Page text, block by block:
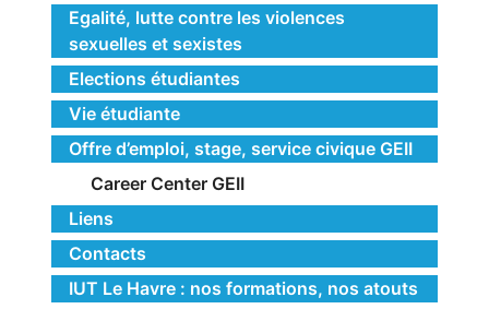
Egalité, lutte contre les violences
sexuelles et sexistes
Elections étudiantes
Vie étudiante
Offre d’emploi, stage, service civique GEII
Career Center GEII
Liens
Contacts
IUT Le Havre : nos formations, nos atouts